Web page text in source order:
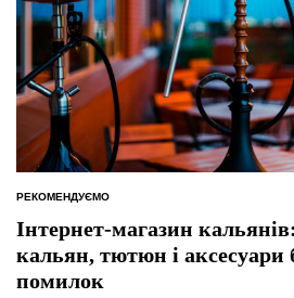
ОПУБЛІКУВАТИ
РЕКОМЕНДУЄМО
Інтернет-магазин
кальян, тютюн і аксесуари
помилок